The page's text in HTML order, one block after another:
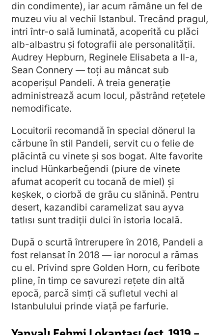
din condimente), iar acum rămâne un fel de
muzeu viu al vechii Istanbul. Trecând pragul,
intri într-o sală luminată, acoperită cu plăci
alb-albastru și fotografii ale personalității.
Audrey Hepburn, Reginele Elisabeta a II-a,
Sean Connery — toți au mâncat sub
acoperișul Pandeli. A treia generație
administrează acum locul, păstrând rețetele
nemodificate.
Locuitorii recomandă în special dönerul la
cărbune în stil Pandeli, servit cu o felie de
plăcintă cu vinete și sos bogat. Alte favorite
includ Hünkarbeğendi (piure de vinete
afumat acoperit cu tocană de miel) și
keşkek, o ciorbă de grâu cu slănină. Pentru
desert, kazandibi caramelizat sau ayva
tatlısı sunt tradiții dulci în istoria locală.
După o scurtă întrerupere în 2016, Pandeli a
fost relansat în 2018 — iar norocul a rămas
cu el. Privind spre Golden Horn, cu feribote
pline, în timp ce savurezi rețete din altă
epocă, parcă simți că sufletul vechi al
Istanbulului prinde viață pe farfurie.